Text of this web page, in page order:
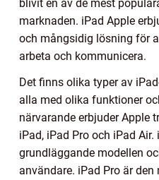
blivit en av de mest
marknaden. iPad Apple
och mångsidig lösning för
arbeta och kommunicera.
Det finns olika typer av
alla med olika funktioner
närvarande erbjuder Apple
iPad, iPad Pro och iPad
grundläggande modellen
användare. iPad Pro är